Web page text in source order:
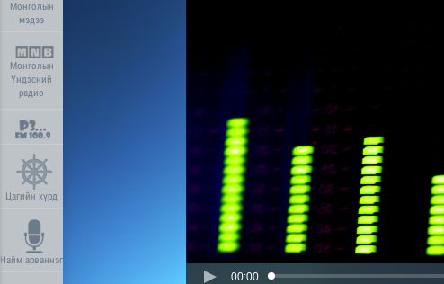
Монголын
мэдээ
Монголын
Үндэсний
радио
Цагийн хүрд
Найм арваннэг
00:00